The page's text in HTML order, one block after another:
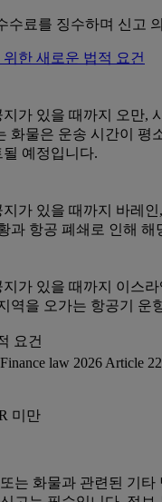
수료를 징수하며 신고
한 새로운 법적 요건
가 있을 때까지 오만,
화물은 운송 시간이
예정입니다.
가 있을 때까지 바레
과 항공 폐쇄로 인해
가 있을 때까지 이스
역을 오가는 항공기
요건
law 2026
미만
는 화물과 관련된 기